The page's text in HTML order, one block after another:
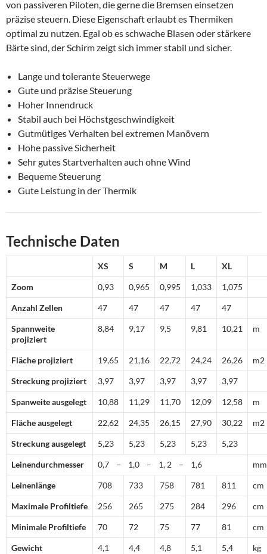
von passiveren Piloten, die gerne die Bremsen einsetzen
präzise steuern. Diese Eigenschaft erlaubt es Thermiken
optimal zu nutzen. Egal ob es schwache Blasen oder stärkere
Bärte sind, der Schirm zeigt sich immer stabil und sicher.
Lange und tolerante Steuerwege
Gute und präzise Steuerung
Hoher Innendruck
Stabil auch bei Höchstgeschwindigkeit
Gutmütiges Verhalten bei extremen Manövern
Hohe passive Sicherheit
Sehr gutes Startverhalten auch ohne Wind
Bequeme Steuerung
Gute Leistung in der Thermik
Technische Daten
XS S M L XL
Zoom 0,93 0,965 0,995 1,033 1,075
Anzahl Zellen 47 47 47 47 47
Spannweite
projiziert
8,84 9,17 9,5 9,81 10,21 m
Fläche projiziert 19,65 21,16 22,72 24,24 26,26 m2
Streckung projiziert 3,97 3,97 3,97 3,97 3,97
Spanweite ausgelegt 10,88 11,29 11,70 12,09 12,58 m
Fläche ausgelegt 22,62 24,35 26,15 27,90 30,22 m2
Streckung ausgelegt 5,23 5,23 5,23 5,23 5,23
Leinendurchmesser 0,7 – 1,0 – 1, 2 – 1,6 mm
Leinenlänge 708 733 758 781 811 cm
Maximale Profiltiefe 256 265 275 284 296 cm
Minimale Profiltiefe 70 72 75 77 81 cm
Gewicht 4,1 4,4 4,8 5,1 5,4 kg